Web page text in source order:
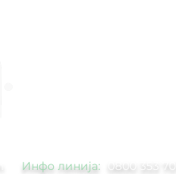
Инфо линија: 0800 353 707